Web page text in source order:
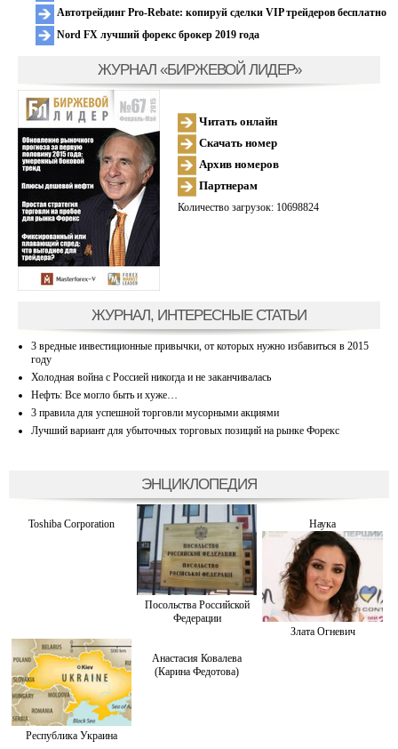
Автотрейдинг Pro-Rebate: копируй сделки VIP трейдеров бесплатно
Nord FX лучший форекс брокер 2019 года
ЖУРНАЛ «БИРЖЕВОЙ ЛИДЕР»
Читать онлайн
Скачать номер
Архив номеров
Партнерам
Количество загрузок: 10698824
ЖУРНАЛ, ИНТЕРЕСНЫЕ СТАТЬИ
3 вредные инвестиционные привычки, от которых нужно избавиться в 2015
году
Холодная война с Россией никогда и не заканчивалась
Нефть: Все могло быть и хуже…
3 правила для успешной торговли мусорными акциями
Лучший вариант для убыточных торговых позиций на рынке Форекс
ЭНЦИКЛОПЕДИЯ
Toshiba Corporation
Посольства Российской
Федерации
Наука
Злата Огневич
Республика Украина
Анастасия Ковалева
(Карина Федотова)